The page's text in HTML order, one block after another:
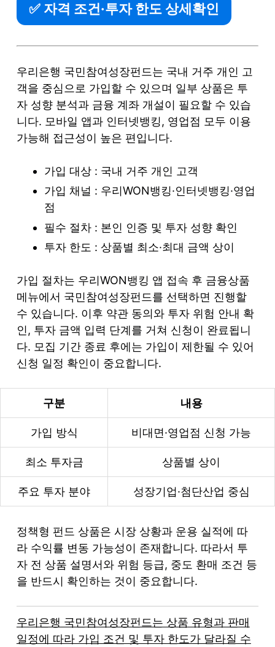
✅ 자격 조건·투자 한도 상세확인
우리은행 국민참여성장펀드는 국내 거주 개인 고
객을 중심으로 가입할 수 있으며 일부 상품은 투
자 성향 분석과 금융 계좌 개설이 필요할 수 있습
니다. 모바일 앱과 인터넷뱅킹, 영업점 모두 이용
가능해 접근성이 높은 편입니다.
가입 대상 : 국내 거주 개인 고객
가입 채널 : 우리WON뱅킹·인터넷뱅킹·영업
점
필수 절차 : 본인 인증 및 투자 성향 확인
투자 한도 : 상품별 최소·최대 금액 상이
가입 절차는 우리WON뱅킹 앱 접속 후 금융상품
메뉴에서 국민참여성장펀드를 선택하면 진행할
수 있습니다. 이후 약관 동의와 투자 위험 안내 확
인, 투자 금액 입력 단계를 거쳐 신청이 완료됩니
다. 모집 기간 종료 후에는 가입이 제한될 수 있어
신청 일정 확인이 중요합니다.
구분 내용
가입 방식 비대면·영업점 신청 가능
최소 투자금 상품별 상이
주요 투자 분야 성장기업·첨단산업 중심
정책형 펀드 상품은 시장 상황과 운용 실적에 따
라 수익률 변동 가능성이 존재합니다. 따라서 투
자 전 상품 설명서와 위험 등급, 중도 환매 조건 등
을 반드시 확인하는 것이 중요합니다.
우리은행 국민참여성장펀드는 상품 유형과 판매
일정에 따라 가입 조건 및 투자 한도가 달라질 수